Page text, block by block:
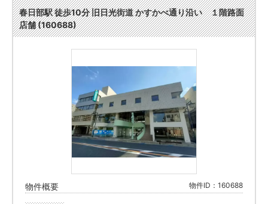
春日部駅 徒歩10分 旧⽇光街道 かすかべ通り沿い １階路面
店舗 (160688)
物件概要 物件ID：160688